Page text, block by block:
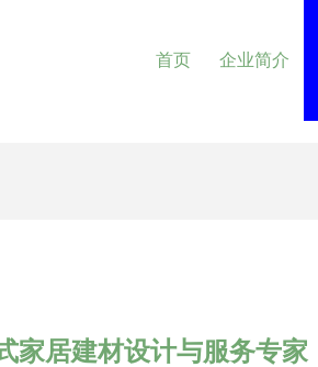
首页 企业简介
家居建材设计与服务专家